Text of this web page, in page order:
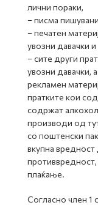
лични пораки,
– писма
– печатен
увозни давачки и
– сите други
увозни давачки,
рекламен
пратките кои
содржат
производи од
со поштенски
вкупна
плаќање.
Согласно член 1